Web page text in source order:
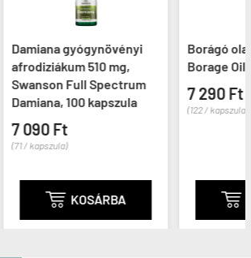
510 mg,
Spectrum
kapszula
KOSÁRBA
Borágó olaj 1000 mg,
Borage Oil, 60 kapszula
7 290 Ft
(122 / kapszula)
KOSÁRBA